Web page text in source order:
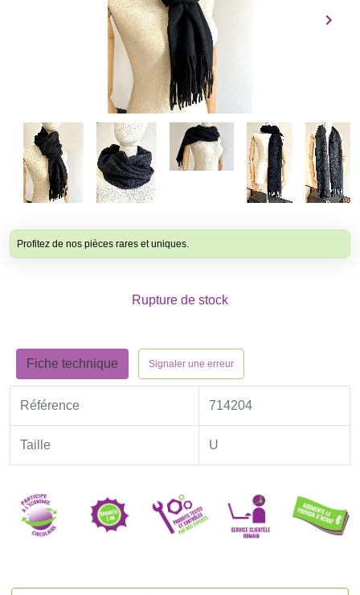
Profitez de nos pièces rares et uniques.
Rupture de stock
Fiche technique Signaler une erreur
Référence 714204
Taille U